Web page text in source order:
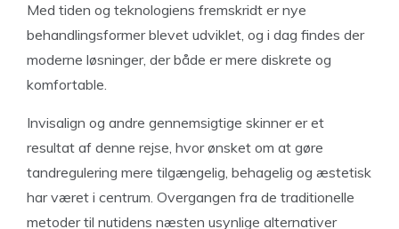
Med tiden og teknologiens fremskridt er nye
behandlingsformer blevet udviklet, og i dag findes der
moderne løsninger, der både er mere diskrete og
komfortable.
Invisalign og andre gennemsigtige skinner er et
resultat af denne rejse, hvor ønsket om at gøre
tandregulering mere tilgængelig, behagelig og æstetisk
har været i centrum. Overgangen fra de traditionelle
metoder til nutidens næsten usynlige alternativer